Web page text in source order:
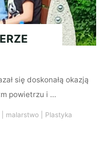
się doskonałą okazją
powietrzu i …
malarstwo| Plastyka